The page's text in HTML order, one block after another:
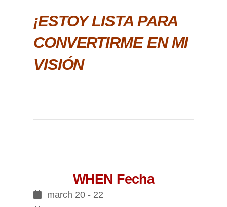
¡ESTOY LISTA PARA
CONVERTIRME EN MI
VISIÓN
WHEN Fecha
march 20 - 22